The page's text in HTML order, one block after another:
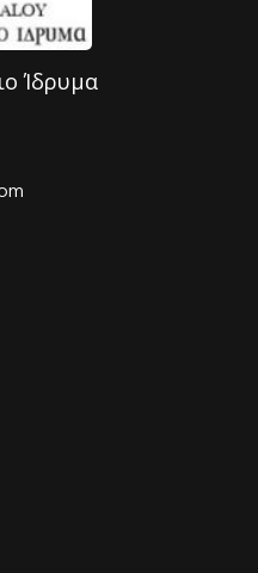
Ίδρυμα